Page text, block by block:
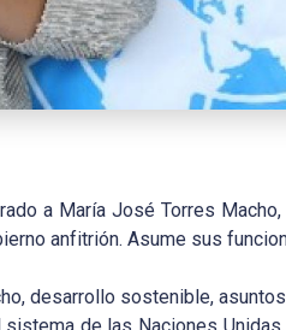
a María José Torres
anfitrión. Asume sus
desarrollo sostenible,